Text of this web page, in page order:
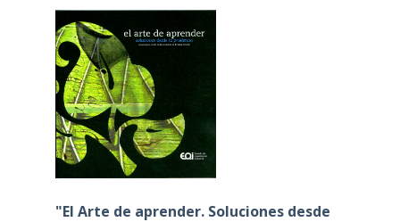
"El Arte de aprender. Soluciones desde